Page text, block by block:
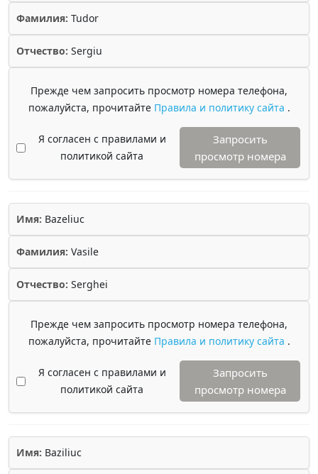
Фамилия: Tudor
Отчество: Sergiu
Прежде чем запросить просмотр номера телефона,
пожалуйста, прочитайте Правила и политику сайта .
Я согласен с правилами и
политикой сайта
Запросить
просмотр номера
Имя: Bazeliuc
Фамилия: Vasile
Отчество: Serghei
Прежде чем запросить просмотр номера телефона,
пожалуйста, прочитайте Правила и политику сайта .
Я согласен с правилами и
политикой сайта
Запросить
просмотр номера
Имя: Baziliuc